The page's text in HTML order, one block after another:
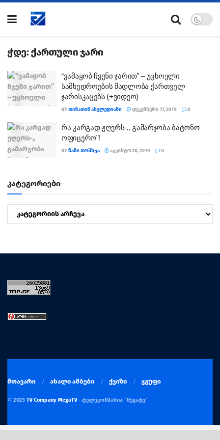
ჭდე:ქართული ჯარი
“ვამაყობ ჩვენი ჯარით” – უცხოელი
სამხედროების მადლობა ქართველ
ჯარისკაცებს (+ვიდეო)
BYᲗᲘᲜᲐᲗᲘᲜ ᲐᲮᲕᲚᲔᲓᲘᲐᲜᲘ ᲓᲔᲙᲔᲛᲑᲔᲠᲘ 17, 2019 0
რა კარგად ჟღერს-,, გამარჯობა ბატონო
ოფიცერო”!
BYᲜᲐᲜᲘ ᲗᲝᲨᲮᲣᲐ ᲐᲒᲕᲘᲡᲢᲝ 20, 2019 0
კატეგორიები
კატეგორიები
მთავარი ახალი ამბები ქვიზი ჯგუფი
© 2023 TV Company MegaTV- ტელეკომპანია "მეგატვ"